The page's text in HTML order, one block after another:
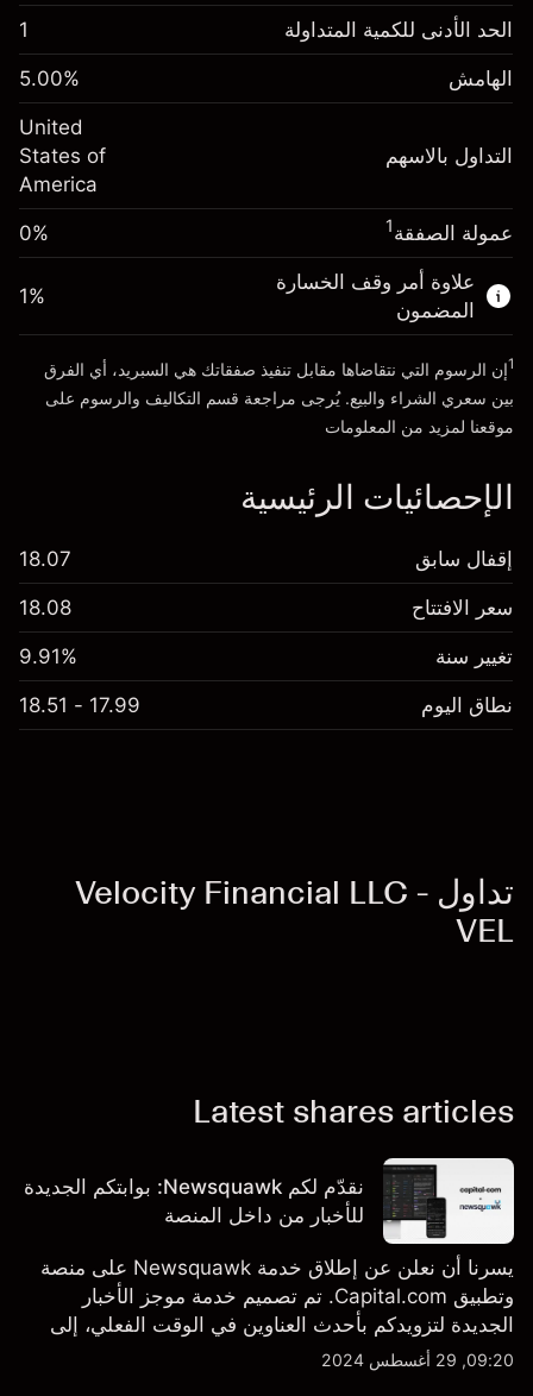
الهامش. استثمارك $1,000.00
-0.021568
%
(-$4.31)
المال من الرافعة المالية ~
الذهاب إلى المنصة
الهامش. استثمارك $1,000.00
-0.000654
%
(-$0.13)
المال من الرافعة المالية ~$19,000.00
الذهاب إلى المنصة
الحد الأدنى للكمية المتداولة 1
الهامش 5.00%
التداول بالاسهم
United
States of
America
عمولة الصفقة1
0%
علاوة أمر وقف الخسارة
المضمون
1%
1إن الرسوم التي نتقاضاها مقابل تنفيذ صفقاتك هي السبريد، أي الفرق
بين سعري الشراء والبيع. يُرجى مراجعة قسم التكاليف والرسوم على
موقعنا لمزيد من المعلومات
الإحصائيات الرئيسية
إقفال سابق 18.07
سعر الافتتاح 18.08
تغيير سنة 9.91%
نطاق اليوم 17.99 - 18.51
تداول Velocity Financial LLC -
VEL
Latest shares articles
نقدّم لكم Newsquawk: بوابتكم الجديدة
للأخبار من داخل المنصة
يسرنا أن نعلن عن إطلاق خدمة Newsquawk على منصة
وتطبيق Capital.com. تم تصميم خدمة موجز الأخبار
الجديدة لتزويدكم بأحدث العناوين في الوقت الفعلي، إلى
جانب قصص إخبارية مخصصة وتقارير تحليلية متعمقة - وكل
09:20, 29 أغسطس 2024